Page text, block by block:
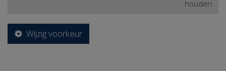
houden
Wijzig voorkeur